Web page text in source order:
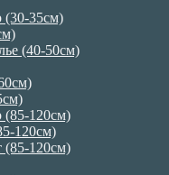
(30-35см)
(40-50см)
(85-120см)
120см)
(85-120см)